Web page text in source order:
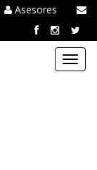
Asesores